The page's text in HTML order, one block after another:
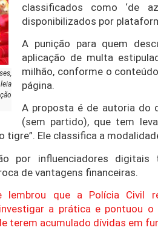
classificados como ‘de
disponibilizados por
A punição para quem
aplicação de multa
milhão, conforme o
página.
A proposta é de autoria do
(sem partido), que tem
Ele classifica a
por influenciadores
de vantagens financeiras.
lembrou que a Polícia Civil
a prática e pontuou
terem acumulado dívidas em